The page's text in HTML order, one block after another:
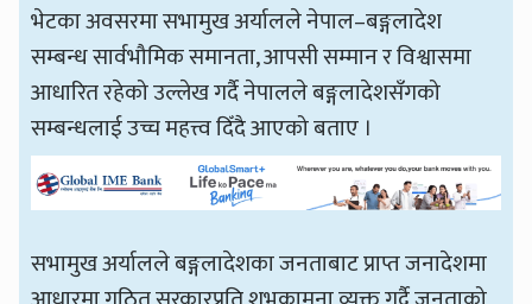
भेटका अवसरमा सभामुख अर्यालले नेपाल–बङ्गलादेश
सम्बन्ध सार्वभौमिक समानता, आपसी सम्मान र विश्वासमा
आधारित रहेको उल्लेख गर्दै नेपालले बङ्गलादेशसँगको
सम्बन्धलाई उच्च महत्त्व दिँदै आएको बताए ।
सभामुख अर्यालले बङ्गलादेशका जनताबाट प्राप्त जनादेशमा